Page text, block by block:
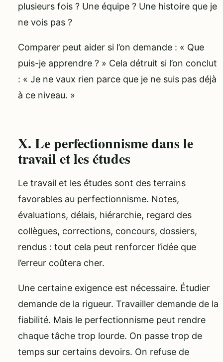
plusieurs fois ? Une équipe ? Une histoire que je
ne vois pas ?
Comparer peut aider si l’on demande : « Que
puis-je apprendre ? » Cela détruit si l’on conclut
: « Je ne vaux rien parce que je ne suis pas déjà
à ce niveau. »
X. Le perfectionnisme dans le
travail et les études
Le travail et les études sont des terrains
favorables au perfectionnisme. Notes,
évaluations, délais, hiérarchie, regard des
collègues, corrections, concours, dossiers,
rendus : tout cela peut renforcer l’idée que
l’erreur coûtera cher.
Une certaine exigence est nécessaire. Étudier
demande de la rigueur. Travailler demande de la
fiabilité. Mais le perfectionnisme peut rendre
chaque tâche trop lourde. On passe trop de
temps sur certains devoirs. On refuse de